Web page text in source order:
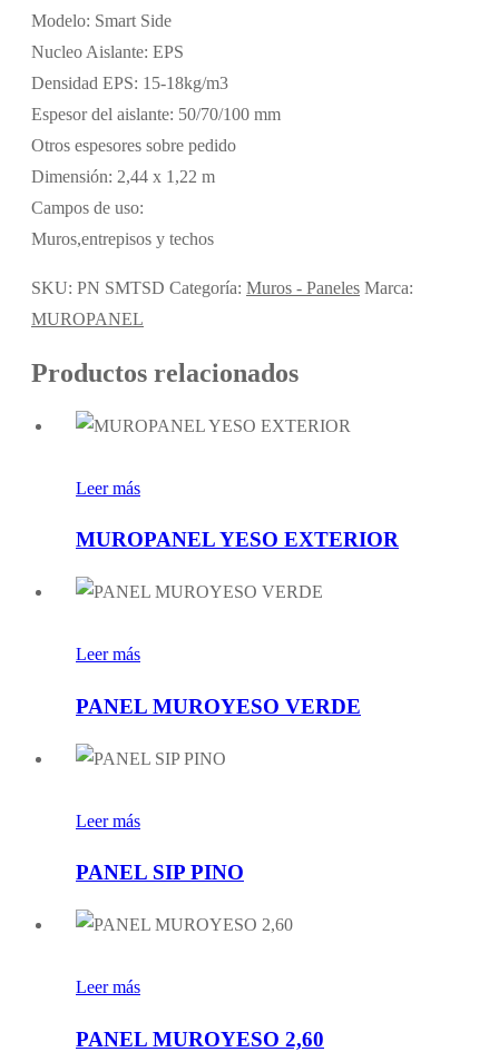
Modelo: Smart Side
Nucleo Aislante: EPS
Densidad EPS: 15-18kg/m3
Espesor del aislante: 50/70/100 mm
Otros espesores sobre pedido
Dimensión: 2,44 x 1,22 m
Campos de uso:
Muros,entrepisos y techos
SKU: PN SMTSD Categoría: Muros - Paneles Marca:
MUROPANEL
Productos relacionados
Leer más
MUROPANEL YESO EXTERIOR
Leer más
PANEL MUROYESO VERDE
Leer más
PANEL SIP PINO
Leer más
PANEL MUROYESO 2,60